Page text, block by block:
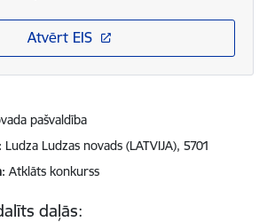
Atvērt EIS
pašvaldība
Ludza Ludzas novads (LATVIJA), 5701
Atklāts konkurss
daļās: